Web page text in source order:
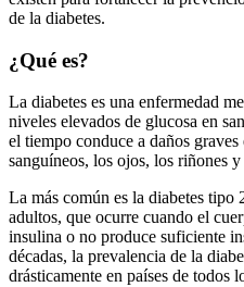
de la diabetes.
¿Qué es?
La diabetes es una enfermedad
niveles elevados de glucosa en
el tiempo conduce a daños
sanguíneos, los ojos, los riñones
La más común es la diabetes tipo
adultos, que ocurre cuando el
insulina o no produce suficiente
décadas, la prevalencia de la
drásticamente en países de todos